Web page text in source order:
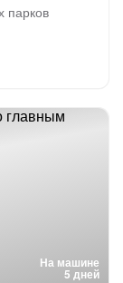
парков
На машине
5 дней